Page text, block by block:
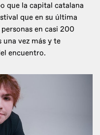
que la capital catalana
que en su última
en casi 200
vez más y te
encuentro.